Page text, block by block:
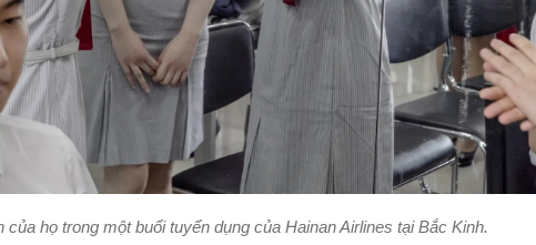
họ trong một buổi tuyển dụng của Hainan Airlines tại Bắc Kinh.